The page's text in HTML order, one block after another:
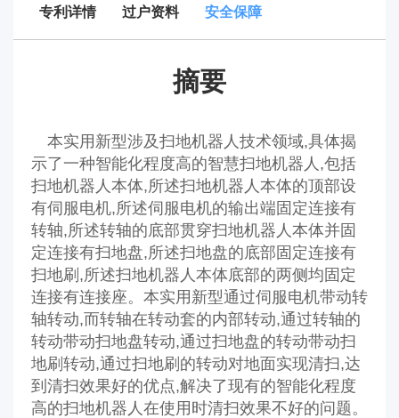
专利详情 过户资料 安全保障
摘要
本实用新型涉及扫地机器人技术领域,具体揭
示了一种智能化程度高的智慧扫地机器人,包括
扫地机器人本体,所述扫地机器人本体的顶部设
有伺服电机,所述伺服电机的输出端固定连接有
转轴,所述转轴的底部贯穿扫地机器人本体并固
定连接有扫地盘,所述扫地盘的底部固定连接有
扫地刷,所述扫地机器人本体底部的两侧均固定
连接有连接座。本实用新型通过伺服电机带动转
轴转动,而转轴在转动套的内部转动,通过转轴的
转动带动扫地盘转动,通过扫地盘的转动带动扫
地刷转动,通过扫地刷的转动对地面实现清扫,达
到清扫效果好的优点,解决了现有的智能化程度
高的扫地机器人在使用时清扫效果不好的问题。